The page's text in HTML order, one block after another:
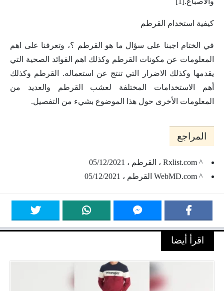
كيفية استخدام القرطم
في الختام اجبنا على سؤال ما هو القرطم ؟، وتعرفنا على اهم
المعلومات عن مكونات القرطم وكذلك اهم الفوائد الصحية التي
يقدمها وكذلك الاضرار التي تنتج عن استعماله. القرطم وكذلك
أهم الاستخدامات المختلفة لعشب القرطم والعديد من
المعلومات الأخرى حول هذا الموضوع بشيء من التفصيل.
المراجع
^ Rxlist.com ، القرطم ، 05/12/2021
^ WebMD.com القرطم ، 05/12/2021
اقرأ أيضا